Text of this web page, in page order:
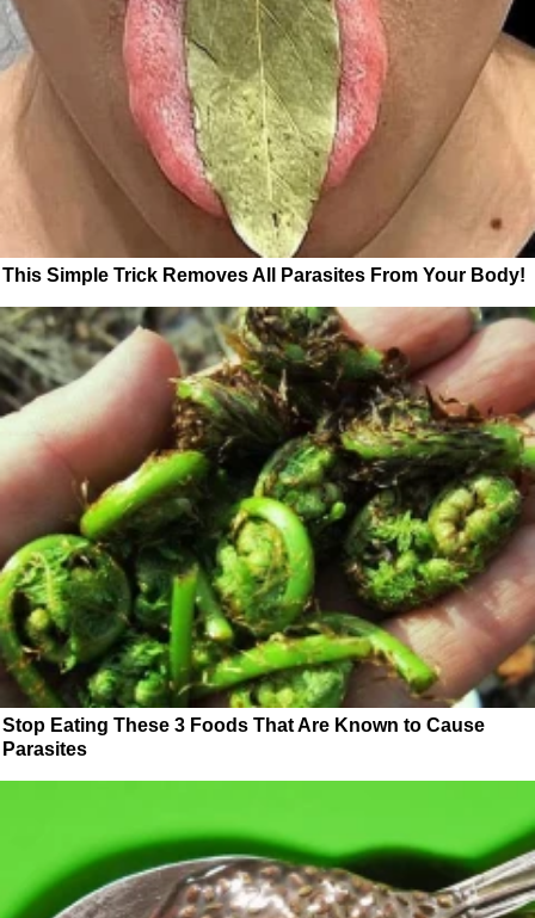
This Simple Trick Removes All Parasites From Your Body!
Stop Eating These 3 Foods That Are Known to Cause
Parasites